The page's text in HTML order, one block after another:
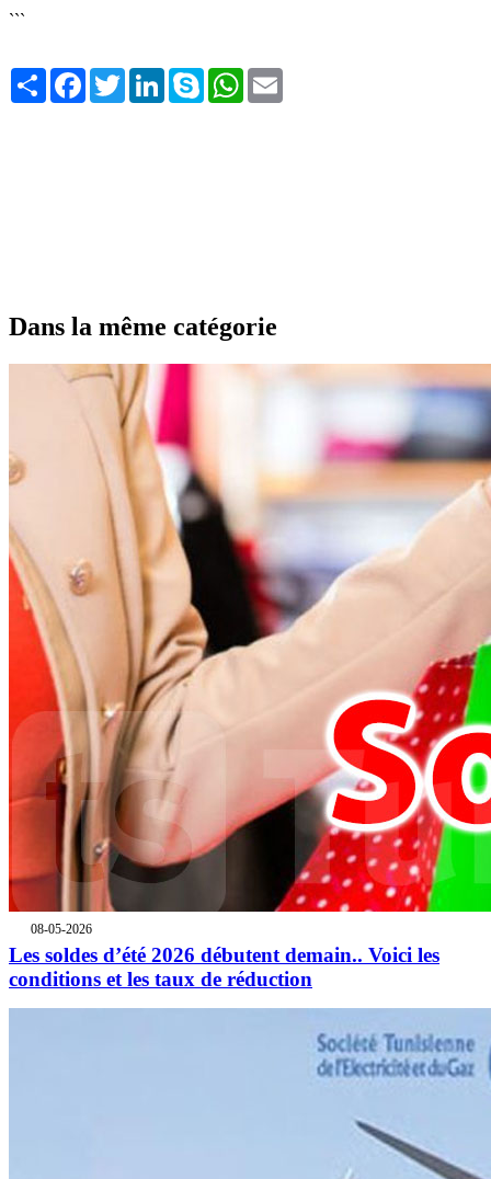
```
Share FacebookTwitterLinkedInSkype WhatsApp
Dans la même catégorie
08-05-2026
Les soldes d’été 2026 débutent demain.. Voici les
conditions et les taux de réduction